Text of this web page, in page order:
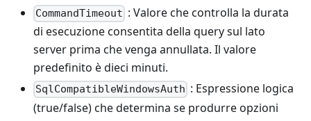
CommandTimeout : Valore che controlla la durata
di esecuzione consentita della query sul lato
server prima che venga annullata. Il valore
predefinito è dieci minuti.
SqlCompatibleWindowsAuth : Espressione logica
(true/false) che determina se produrre opzioni